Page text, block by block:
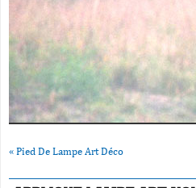
« Pied De Lampe Art Déco